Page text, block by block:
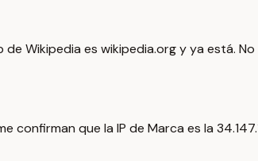
Wikipedia es wikipedia.org y ya está.
que la IP de Marca es la